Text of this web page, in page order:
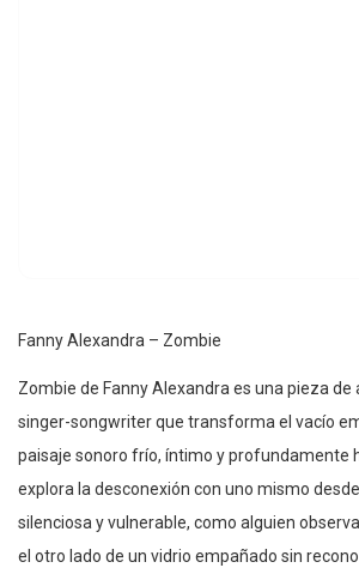
Fanny Alexandra – Zombie
Zombie de Fanny Alexandra es una pieza
singer-songwriter que transforma el vacío
paisaje sonoro frío, íntimo y profundamente
explora la desconexión con uno mismo
silenciosa y vulnerable, como alguien
el otro lado de un vidrio empañado sin